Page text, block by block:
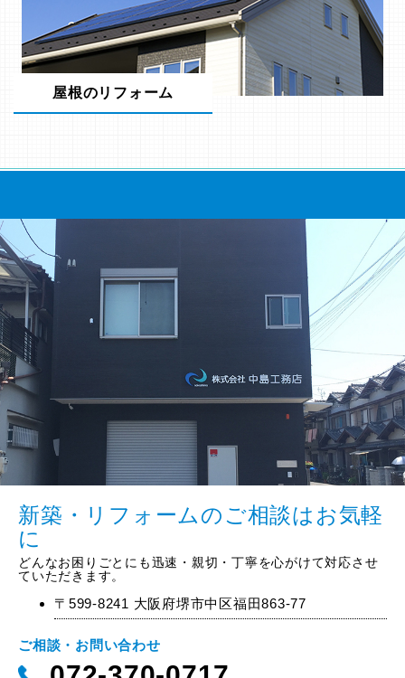
屋根のリフォーム
新築・リフォームのご相談はお気軽
に
どんなお困りごとにも迅速・親切・丁寧を心がけて対応させ
ていただきます。
〒599-8241 大阪府堺市中区福田863-77
ご相談・お問い合わせ